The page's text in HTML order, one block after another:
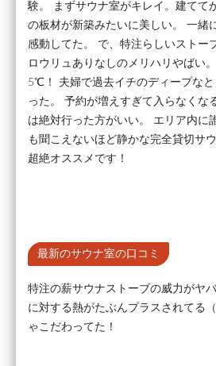
験。 まずサウナ室がキレイ。建てて
の板材が新築みたいに美しい。 一緒
感動してた。 で、特注らしいストー
ロウリュありなしのメリハリやばい
5℃！ 夫婦で過去イチのディープなと
った。 予約が増えすぎて入らなくな
は絶対行った方がいい。 エリア内に
も聞こえないほど静かな完全貸切サ
超絶オススメです！
最新のサウナ室の口コミ
特注の薪サウナストーブの威力がヤ
に対する熱がたぶんプラスされてる
ゃこだわってた！